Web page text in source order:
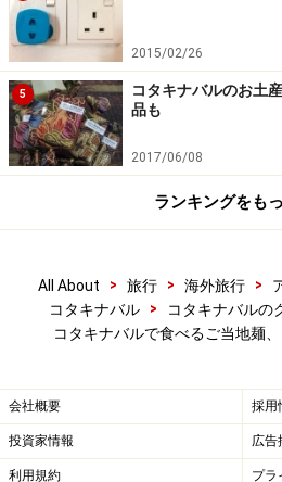
2015/02/26
5
コタキナバルのお土
品も
2017/06/08
ランキングをも
All About > 旅行 > 海外旅行 >
コタキナバル
> コタキナバルの
コタキナバルで食べるご当地麺
会社概要 採用
投資家情報 広告
利用規約 プラ